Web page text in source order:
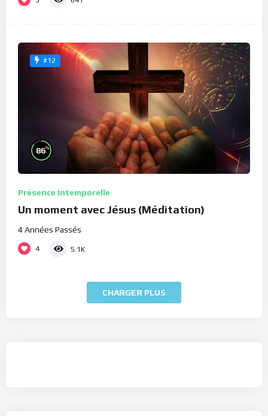
#12
86%
Présence Intemporelle
Un moment avec Jésus (Méditation)
4 Années Passés
4 5.1K
CHARGER PLUS